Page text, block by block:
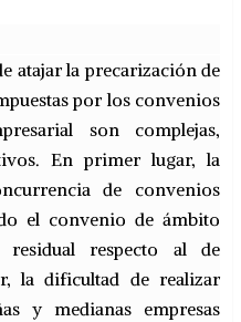
atajar la precarización de
por los convenios
son complejas,
En primer lugar, la
de convenios
el convenio de ámbito
respecto al de
la dificultad de realizar
y medianas empresas